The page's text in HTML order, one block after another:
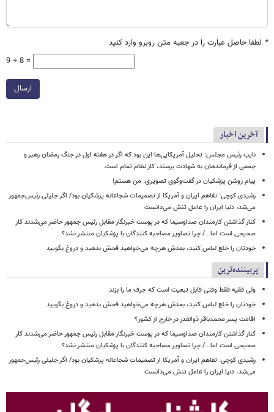
* لطفا حاصل عبارت را در جعبه متن روبرو وارد کنید
9 + 8 =
ارسال
آخرین اخبار
نایب رئیس مجلس: تحلیل آمریکایی‌ها این بود که اگر در هفته اول در جنگ رمضان رهبر و
جمعی از فرماندهان به شهادت برسند، کار نظام تمام است.
پیام روشن پزشکیان در گفت‌وگوی تصویری: من هستم!
رشیدی کوچی: تفاهم ایران و آمریکا از تصمیمات شجاعانه پزشکیان بود/ اگر جلیلی رئیس‌جمهور
می‌شد، دنیا ایران را عامل تنش می‌دانست
کنار گذاشتن کارمندان صداوسیما که در پوست خبرنگار مقابل رئیس جمهور حاضر می‌شدند کار
صحیحی است اما.../ چرا تصاویر مصاحبه کنندگان با پزشکیان منتشر نشد؟
خودتان را خلع لباس کنید، بعدش هرچه می‌خواهید فحش بدهید و دروغ بگویید
پربیننده‌ترین
ولی فقیه فقط وقتی قابل تبعیت است که جرف ما را بزند
خودتان را خلع لباس کنید، بعدش هرچه می‌خواهید فحش بدهید و دروغ بگویید
اقامت پسر محمدباقر ذوالقدر در خارج از کشور؟
کنار گذاشتن کارمندان صداوسیما که در پوست خبرنگار مقابل رئیس جمهور حاضر می‌شدند کار
صحیحی است اما.../ چرا تصاویر مصاحبه کنندگان با پزشکیان منتشر نشد؟
رشیدی کوچی: تفاهم ایران و آمریکا از تصمیمات شجاعانه پزشکیان بود/ اگر جلیلی رئیس‌جمهور
می‌شد، دنیا ایران را عامل تنش می‌دانست